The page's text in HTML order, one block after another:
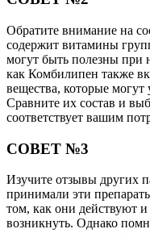
Обратите внимание на
содержит витамины
могут быть полезны при
как Комбилипен также
вещества, которые
Сравните их состав и
соответствует вашим
СОВЕТ №3
Изучите отзывы других
принимали эти
том, как они действуют
возникнуть. Однако